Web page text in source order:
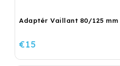
Adaptér Vaillant 80/125 mm
€15